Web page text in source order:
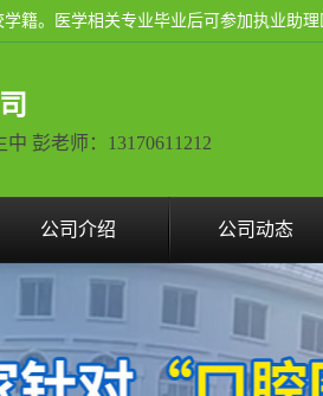
彭老师：13170611212
公司介绍 公司动态